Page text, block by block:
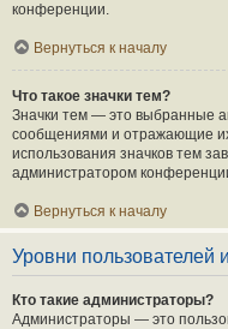
конференции.
Вернуться к началу
Что такое значки тем?
Значки тем — это выбранные
сообщениями и отражающие
использования значков тем
администратором
Вернуться к началу
Уровни пользователей
Кто такие администраторы?
Администраторы — это